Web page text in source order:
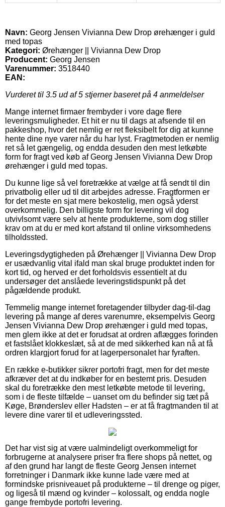
Navn: Georg Jensen Vivianna Dew Drop ørehænger i guld
med topas
Kategori: Ørehænger || Vivianna Dew Drop
Producent: Georg Jensen
Varenummer: 3518440
EAN:
Vurderet til 3.5 ud af 5 stjerner baseret på 4 anmeldelser
Mange internet firmaer frembyder i vore dage flere
leveringsmuligheder. Et hit er nu til dags at afsende til en
pakkeshop, hvor det nemlig er ret fleksibelt for dig at kunne
hente dine nye varer når du har lyst. Fragtmetoden er nemlig
ret så let gængelig, og endda desuden den mest letkøbte
form for fragt ved køb af Georg Jensen Vivianna Dew Drop
ørehænger i guld med topas.
Du kunne lige så vel foretrække at vælge at få sendt til din
privatbolig eller ud til dit arbejdes adresse. Fragtformen er
for det meste en sjat mere bekostelig, men også yderst
overkommelig. Den billigste form for levering vil dog
utvivlsomt være selv at hente produkterne, som dog stiller
krav om at du er med kort afstand til online virksomhedens
tilholdssted.
Leveringsdygtigheden på Ørehænger || Vivianna Dew Drop
er usædvanlig vital ifald man skal bruge produktet inden for
kort tid, og herved er det forholdsvis essentielt at du
undersøger det anslåede leveringstidspunkt på det
pågældende produkt.
Temmelig mange internet foretagender tilbyder dag-til-dag
levering på mange af deres varenumre, eksempelvis Georg
Jensen Vivianna Dew Drop ørehænger i guld med topas,
men glem ikke at det er forudsat at ordren aflægges forinden
et fastslået klokkeslæt, så at de med sikkerhed kan nå at få
ordren klargjort forud for at lagerpersonalet har fyraften.
En række e-butikker sikrer portofri fragt, men for det meste
afkræver det at du indkøber for en bestemt pris. Desuden
skal du foretrække den mest letkøbte metode til levering,
som i de fleste tilfælde – uanset om du befinder sig tæt på
Køge, Brønderslev eller Hadsten – er at få fragtmanden til at
levere dine varer til et udleveringssted.
Det har vist sig at være ualmindeligt overkommeligt for
forbrugerne at analysere priser fra flere shops på nettet, og
af den grund har langt de fleste Georg Jensen internet
forretninger i Danmark ikke kunne lade være med at
formindske prisniveauet på produkterne – til drenge og piger,
og ligeså til mænd og kvinder – kolossalt, og endda nogle
gange frembyde portofri levering.